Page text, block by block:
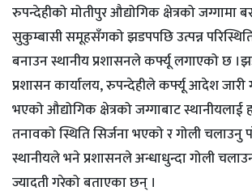
रुपन्देहीको मोतीपुर औद्योगिक क्षेत्रको जग्गामा
सुकुम्बासी समूहसँगको झडपपछि उत्पन्न
बनाउन स्थानीय प्रशासनले कर्फ्यू लगाएको छ
प्रशासन कार्यालय, रुपन्देहीले कर्फ्यू आदेश
भएको औद्योगिक क्षेत्रको जग्गाबाट स्थानीयलाई
तनावको स्थिति सिर्जना भएको र गोली चलाउनु
स्थानीयले भने प्रशासनले अन्धाधुन्दा गोली
ज्यादती गरेको बताएका छन् ।